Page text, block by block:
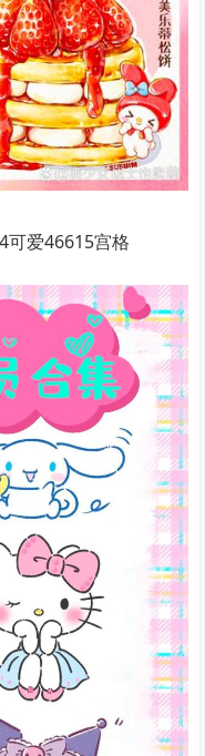
爱46615宫格